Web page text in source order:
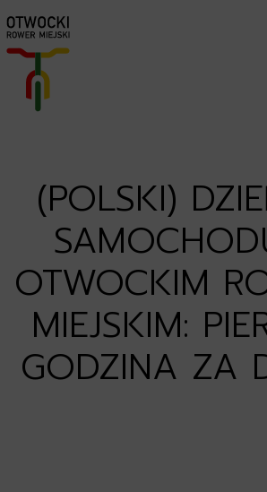
(POLSKI)
OTWOCKIM
MIEJSKIM:
GODZINA ZA